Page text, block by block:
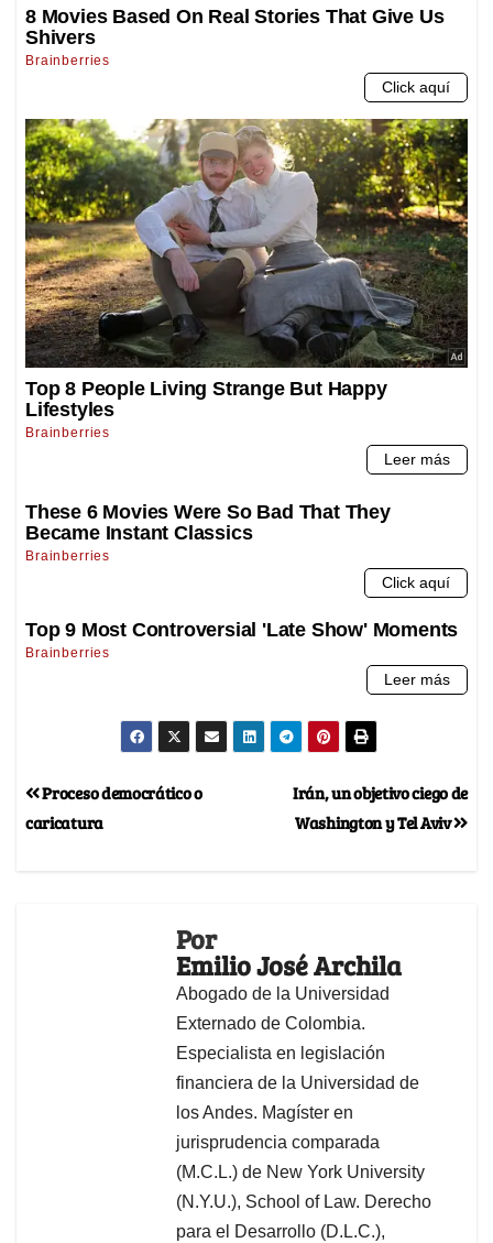
Irán, un objetivo ciego de
Washington y Tel Aviv
Proceso democrático o
caricatura
Por
Emilio José Archila
Abogado de la Universidad
Externado de Colombia.
Especialista en legislación
financiera de la Universidad de
los Andes. Magíster en
jurisprudencia comparada
(M.C.L.) de New York University
(N.Y.U.), School of Law. Derecho
para el Desarrollo (D.L.C.),